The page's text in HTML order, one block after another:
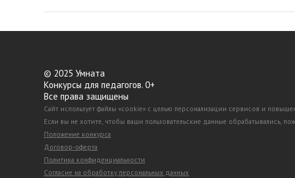
© 2025 Умната
Конкурсы для педагогов. 0+
Все права защищены
Сайт использует файлы «cookie» с целью персонализации сервисов и
Если вы не хотите, чтобы ваши пользовательские данные обрабатывались,
Положение конкурса
Договор-оферта
Политика конфиденциальности
Согласие на обработку персональных данных